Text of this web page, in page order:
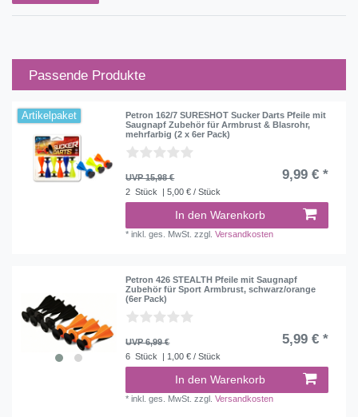
Passende Produkte
Artikelpaket
Petron 162/7 SURESHOT Sucker Darts Pfeile mit
Saugnapf Zubehör für Armbrust & Blasrohr,
mehrfarbig (2 x 6er Pack)
UVP 15,98 € 9,99 € *
2 Stück | 5,00 € / Stück
In den Warenkorb
*inkl. ges. MwSt. zzgl.Versandkosten
Petron 426 STEALTH Pfeile mit Saugnapf
Zubehör für Sport Armbrust, schwarz/orange
(6er Pack)
UVP 6,99 € 5,99 € *
6 Stück | 1,00 € / Stück
In den Warenkorb
*inkl. ges. MwSt. zzgl.Versandkosten